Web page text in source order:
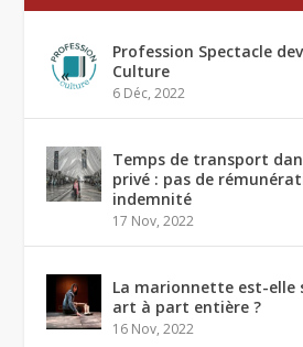
Profession Spectacle
Culture
6 Déc, 2022
Temps de transport
privé : pas de
indemnité
17 Nov, 2022
La marionnette est-elle
art à part entière ?
16 Nov, 2022